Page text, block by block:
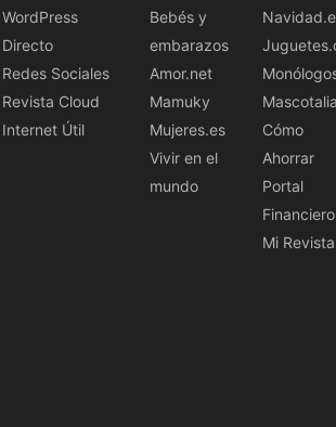
WordPress
Directo
Redes Sociales
Revista Cloud
Internet Útil
Bebés y
embarazos
Amor.net
Mamuky
Mujeres.es
Vivir en el
mundo
Cómo
Ahorrar
Portal
Financiero
Mi Revista